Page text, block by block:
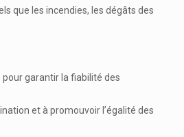
que les incendies, les dégâts des
garantir la fiabilité des
et à promouvoir l’égalité des